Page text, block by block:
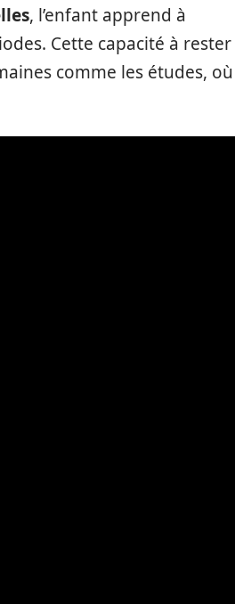
, l’enfant apprend à
Cette capacité à rester
comme les études, où